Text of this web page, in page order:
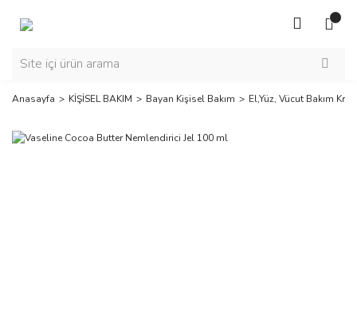
Anasayfa KİŞİSEL BAKIM Bayan Kişisel Bakım El,Yüz, Vücut Bakım